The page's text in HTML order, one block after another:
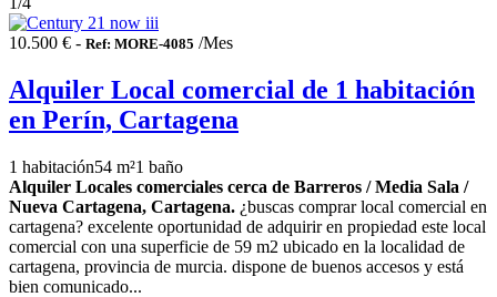
10.500 € - Ref: MORE-4085 /Mes
Alquiler Local comercial de 1 habitación
en Perín, Cartagena
1 habitación54 m²1 baño
Alquiler Locales comerciales cerca de Barreros / Media Sala /
Nueva Cartagena, Cartagena. ¿buscas comprar local comercial en
cartagena? excelente oportunidad de adquirir en propiedad este local
comercial con una superficie de 59 m2 ubicado en la localidad de
cartagena, provincia de murcia. dispone de buenos accesos y está
bien comunicado...